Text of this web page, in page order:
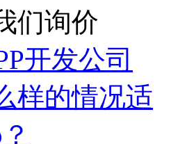
们询价